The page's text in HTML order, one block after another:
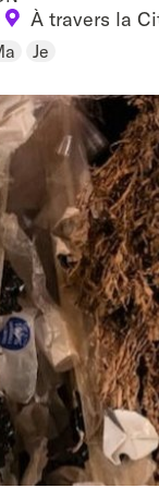
À travers la
Je